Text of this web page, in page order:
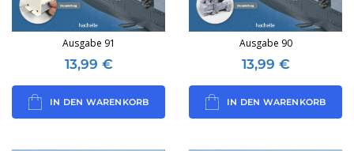
Ausgabe 91
13,99 €
IN DEN WARENKORB
Ausgabe 90
13,99 €
IN DEN WARENKORB